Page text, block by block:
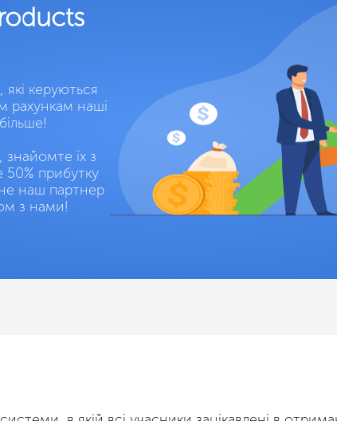
керуються
рахункам наші
знайомте їх з
50% прибутку
наш партнер
з нами!